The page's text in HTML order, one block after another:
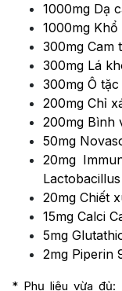
1000mg Dạ
1000mg Khổ
300mg Cam
300mg Lá
300mg Ô
200mg Chỉ
200mg Bình
50mg
20mg
20mg Chiết
15mg Calci
5mg
2mg Piperin
* Phụ liệu vừa đủ: